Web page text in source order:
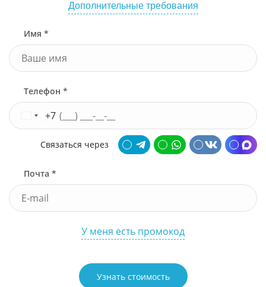
Дополнительные требования
Имя *
Телефон *
+7
Связаться через
Почта *
У меня есть промокод
Узнать стоимость